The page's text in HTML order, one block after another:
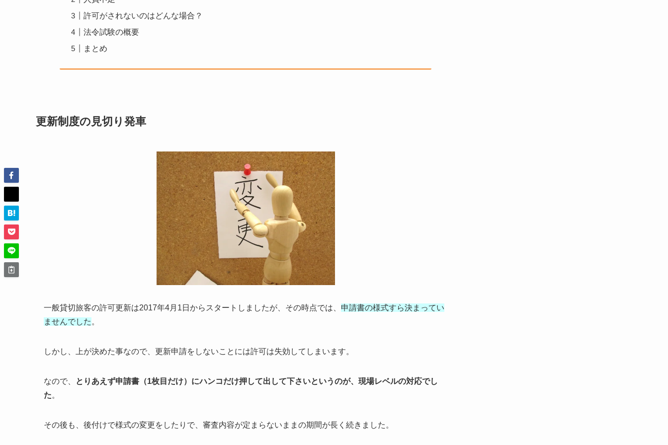
許可がされないのはどんな場合？
法令試験の概要
まとめ
更新制度の見切り発車
一般貸切旅客の許可更新は2017年4月1日からスタートしましたが、その時点では、 申請書の様式すら決まってい
ませんでした。
しかし、上が決めた事なので、更新申請をしないことには許可は失効してしまいます。
なので、
とりあえず申請書（1枚目だけ）にハンコだけ押して出して下さいというのが、現場レベルの対応でし
た。
その後も、後付けで様式の変更をしたりで、審査内容が定まらないままの期間が長く続きました。